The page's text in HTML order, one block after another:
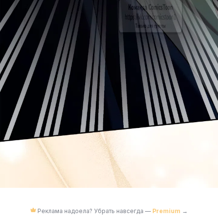
Реклама надоела? Убрать навсегда — Premium →